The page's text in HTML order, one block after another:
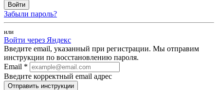
Войти
Забыли пароль?
или
Войти через Яндекс
Введите email, указанный при регистрации. Мы отправим
инструкции по восстановлению пароля.
Email *
Введите корректный email адрес
Отправить инструкции